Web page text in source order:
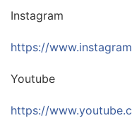
Instagram
https://
Youtube
https://